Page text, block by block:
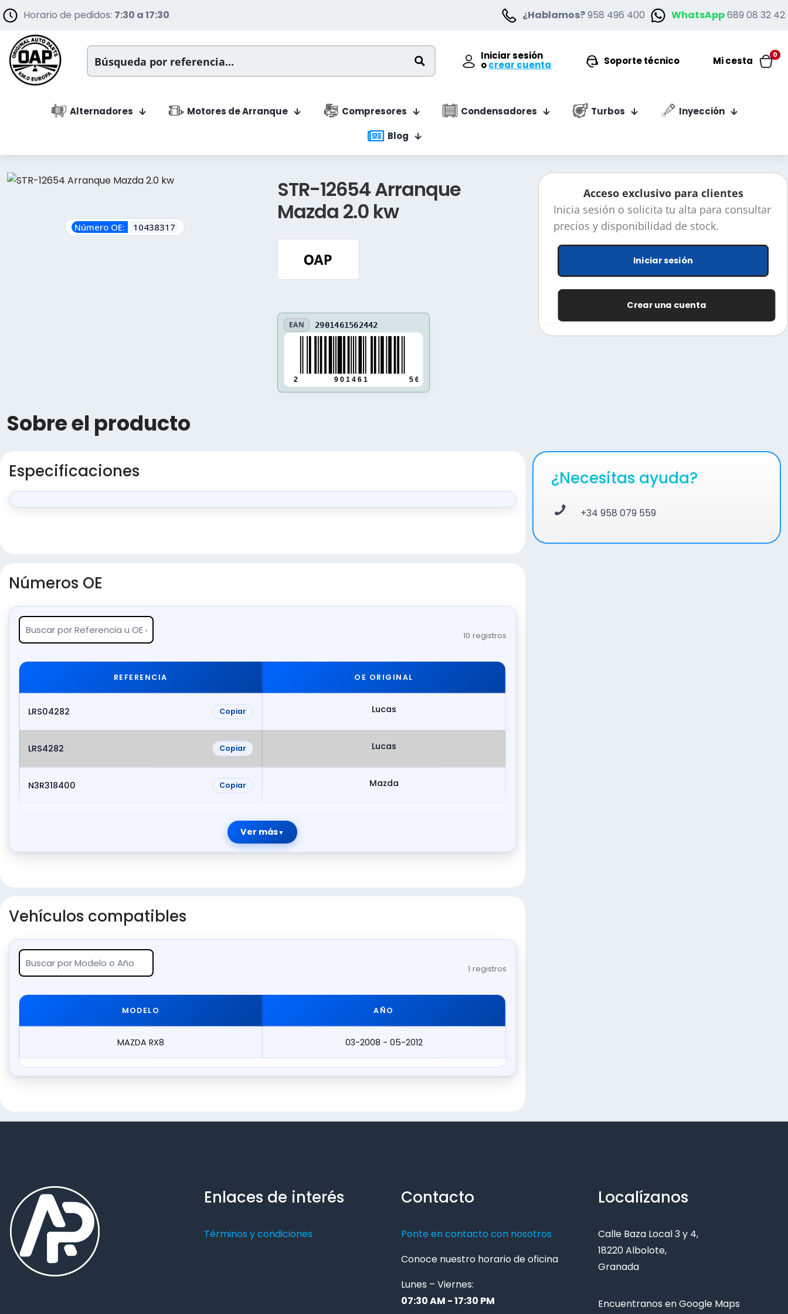
Horario de pedidos: 7:30 a 17:30 ¿Hablamos?958 496 400 WhatsApp689 08 32 42
Iniciar sesión
ocrear cuenta Soporte técnico
0
Mi cesta
Alternadores Motores de Arranque Compresores Condensadores Turbos
Inyección
Blog
Número OE: 10438317
STR-12654 Arranque
Mazda 2.0 kw
EAN 2901461562442
2 9 0 1 4 6 1 5 6 2 4 4 2
Acceso exclusivo para clientes
Inicia sesión o solicita tu alta para consultar
precios y disponibilidad de stock.
Iniciar sesión
Crear una cuenta
Sobre el producto
Especificaciones
Números OE
10 registros
REFERENCIA OE ORIGINAL
LRS04282 Copiar Lucas
LRS4282 Copiar Lucas
N3R318400 Copiar Mazda
Ver más
Vehículos compatibles
1 registros
MODELO AÑO
MAZDA RX8 03-2008 - 05-2012
¿Necesitas ayuda?
+34 958 079 559
Enlaces de interés
Términos y condiciones
Contacto
Ponte en contacto con nosotros
Conoce nuestro horario de oficina
Lunes – Viernes:
07:30 AM - 17:30 PM
Localízanos
Calle Baza Local 3 y 4,
18220 Albolote,
Granada
Encuentranos en Google Maps